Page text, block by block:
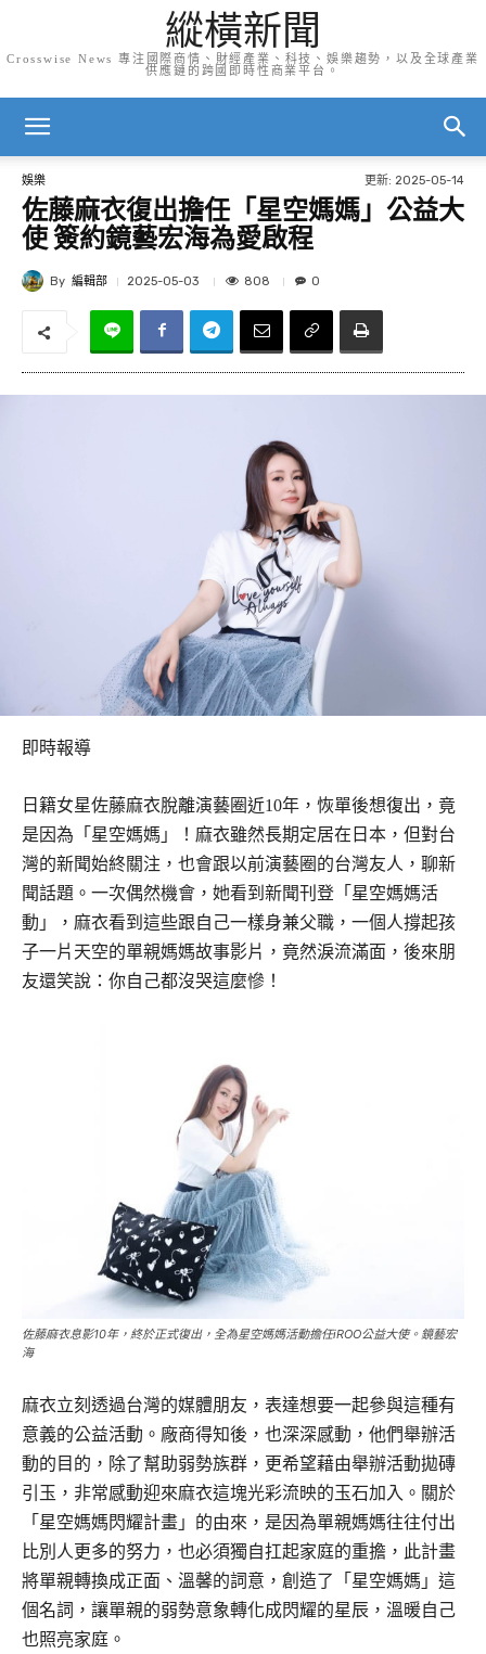
縱橫新聞
Crosswise News 專注國際商情、財經產業、科技、娛樂趨勢，以及全球產業
供應鏈的跨國即時性商業平台。
娛樂 更新: 2025-05-14
佐藤麻衣復出擔任「星空媽媽」公益大
使 簽約鏡藝宏海為愛啟程
By 編輯部 2025-05-03 808 0
即時報導
日籍女星佐藤麻衣脫離演藝圈近10年，恢單後想復出，竟
是因為「星空媽媽」！麻衣雖然長期定居在日本，但對台
灣的新聞始終關注，也會跟以前演藝圈的台灣友人，聊新
聞話題。一次偶然機會，她看到新聞刊登「星空媽媽活
動」，麻衣看到這些跟自己一樣身兼父職，一個人撐起孩
子一片天空的單親媽媽故事影片，竟然淚流滿面，後來朋
友還笑說：你自己都沒哭這麼慘！
佐藤麻衣息影10年，終於正式復出，全為星空媽媽活動擔任iROO公益大使。鏡藝宏
海
麻衣立刻透過台灣的媒體朋友，表達想要一起參與這種有
意義的公益活動。廠商得知後，也深深感動，他們舉辦活
動的目的，除了幫助弱勢族群，更希望藉由舉辦活動拋磚
引玉，非常感動迎來麻衣這塊光彩流映的玉石加入。 關於
「星空媽媽閃耀計畫」的由來，是因為單親媽媽往往付出
比別人更多的努力，也必須獨自扛起家庭的重擔，此計畫
將單親轉換成正面、溫馨的詞意，創造了「星空媽媽」這
個名詞，讓單親的弱勢意象轉化成閃耀的星辰，溫暖自己
也照亮家庭。